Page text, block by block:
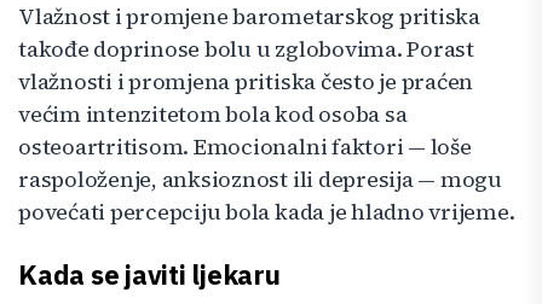
Vlažnost i promjene barometarskog pritiska
takođe doprinose bolu u zglobovima. Porast
vlažnosti i promjena pritiska često je praćen
većim intenzitetom bola kod osoba sa
osteoartritisom. Emocionalni faktori — loše
raspoloženje, anksioznost ili depresija — mogu
povećati percepciju bola kada je hladno vrijeme.
Kada se javiti ljekaru